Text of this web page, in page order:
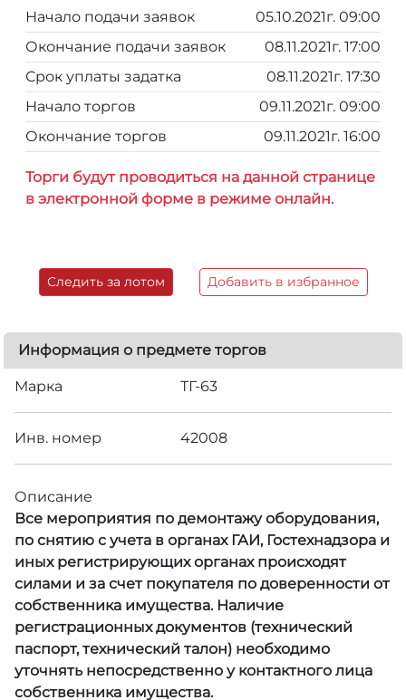
Начало подачи заявок
05.10.2021г. 09:00
Окончание подачи заявок
08.11.2021г. 17:00
Срок уплаты задатка
08.11.2021г. 17:30
Начало торгов
09.11.2021г. 09:00
Окончание торгов
09.11.2021г. 16:00
Торги будут проводиться на данной странице
в электронной форме в режиме онлайн.
Следить за лотом Добавить в избранное
Информация о предмете торгов
Марка ТГ-63
Инв. номер 42008
Описание
Все мероприятия по демонтажу оборудования,
по снятию с учета в органах ГАИ, Гостехнадзора и
иных регистрирующих органах происходят
силами и за счет покупателя по доверенности от
собственника имущества. Наличие
регистрационных документов (технический
паспорт, технический талон) необходимо
уточнять непосредственно у контактного лица
собственника имущества.